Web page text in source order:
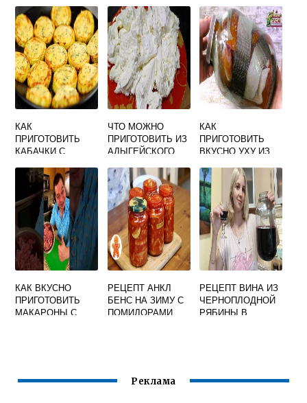
ПЕРЦА С
ПОМИДОРАМИ
БЕЗ
СТЕРИЛИЗАЦИИ
ДОМАШНИХ
УСЛОВИЯХ
КАК
ПРИГОТОВИТЬ
КАБАЧКИ С
БЫСТРО И
ВКУСНО
ЧТО МОЖНО
ПРИГОТОВИТЬ ИЗ
АДЫГЕЙСКОГО
ВКУСНО
КАК
ПРИГОТОВИТЬ
ВКУСНО УХУ ИЗ
КАК ВКУСНО
ПРИГОТОВИТЬ
МАКАРОНЫ С
РЕЦЕПТ АНКЛ
БЕНС НА ЗИМУ С
ПОМИДОРАМИ
РЕЦЕПТ ВИНА ИЗ
ЧЕРНОПЛОДНОЙ
РЯБИНЫ В
Реклама